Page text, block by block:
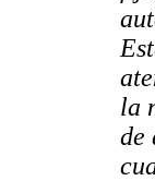
la
de